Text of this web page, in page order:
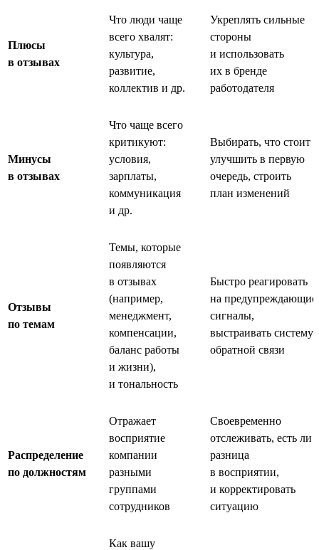
Плюсы
в отзывах
Что люди чаще
всего хвалят:
культура,
развитие,
коллектив и др.
Укреплять сильные
стороны
и использовать
их в бренде
работодателя
Минусы
в отзывах
Что чаще всего
критикуют:
условия,
зарплаты,
коммуникация
и др.
Выбирать, что стоит
улучшить в первую
очередь, строить
план изменений
Отзывы
по темам
Темы, которые
появляются
в отзывах
(например,
менеджмент,
компенсации,
баланс работы
и жизни),
и тональность
Быстро реагировать
на предупреждающие
сигналы,
выстраивать систему
обратной связи
Распределение
по должностям
Отражает
восприятие
компании
разными
группами
сотрудников
Своевременно
отслеживать, есть ли
разница
в восприятии,
и корректировать
ситуацию
Как вашу